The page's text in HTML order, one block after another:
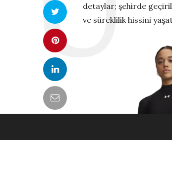
detaylar; şehirde
ve süreklilik hissini